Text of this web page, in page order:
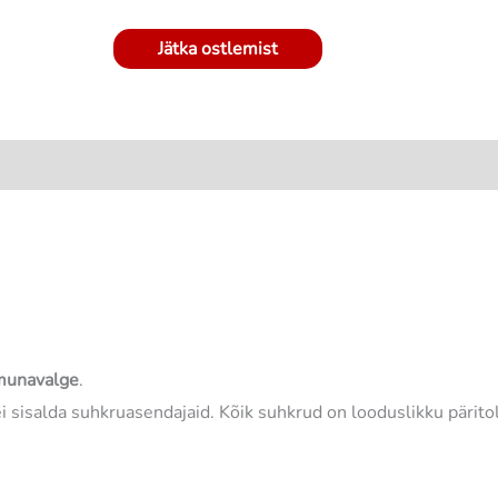
Jätka ostlemist
.
suhkruasendajaid. Kõik suhkrud on looduslikku